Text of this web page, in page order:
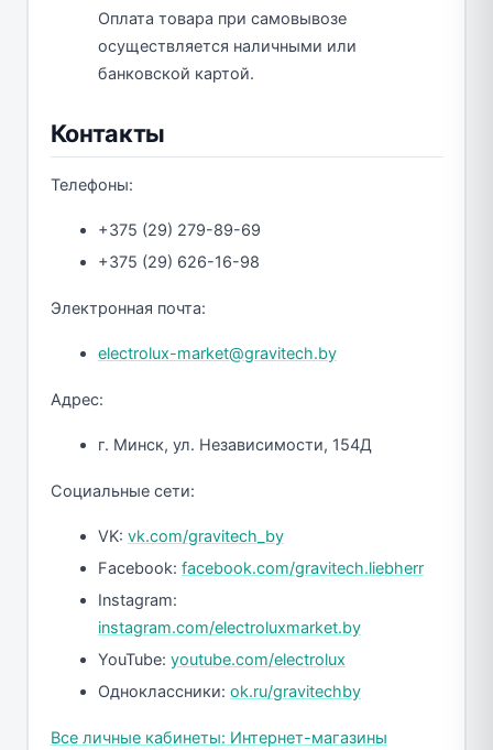
Оплата товара при самовывозе
осуществляется наличными или
банковской картой.
Контакты
Телефоны:
+375 (29) 279-89-69
+375 (29) 626-16-98
Электронная почта:
electrolux-market@gravitech.by
Адрес:
г. Минск, ул. Независимости, 154Д
Социальные сети:
VK: vk.com/gravitech_by
Facebook: facebook.com/gravitech.liebherr
Instagram:
instagram.com/electroluxmarket.by
YouTube: youtube.com/electrolux
Одноклассники: ok.ru/gravitechby
Все личные кабинеты: Интернет-магазины